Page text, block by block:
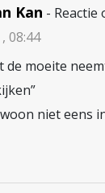
Kan - Reactie
08:44
de moeite
niet eens